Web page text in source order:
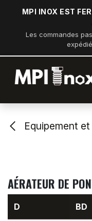
Se rendre au
MPI INOX EST
Les commandes
Equipement
AÉRATEUR DE
D BD